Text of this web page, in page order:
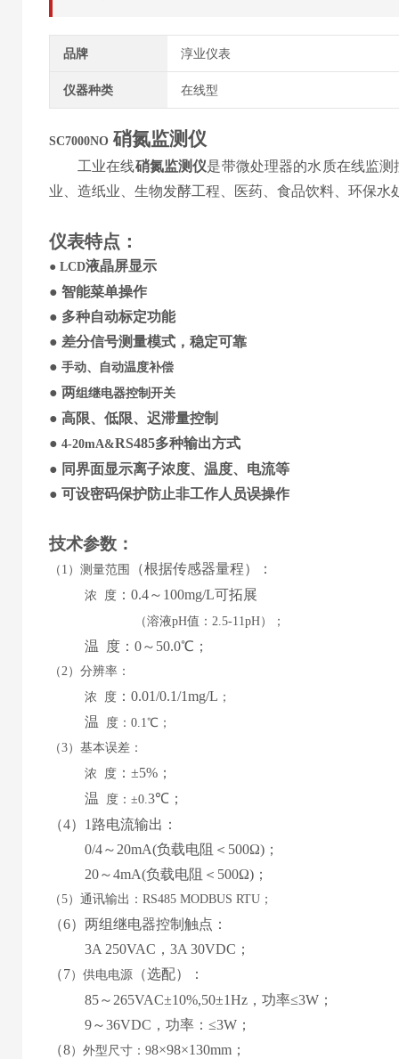
品牌 淳业仪表
仪器种类 在线型
SC7000NO 硝氮监测仪
工业在线硝氮监测仪是带微处理器的水质在线监
业、造纸业、生物发酵工程、医药、食品饮料、环保水
仪表特点 ：
● LCD液晶屏显示
● 智能菜单操作
● 多种自动标定功能
● 差分信号测量模式，稳定可靠
● 手动、自动温度补偿
● 两组继电器控制开关
● 高限、低限、迟滞量控制
● 4-20mA&RS485多种输出方式
● 同界面显示离子浓度、 温度、 电流等
● 可设密码保护防止非工作人员误操作
技术参数 ：
（ 1）测量范围 （根据传感器量程） ：
浓 度 ： 0.4～ 100mg/L可拓展
（溶液pH值：2.5-11pH） ；
温 度： 0～ 50.0℃；
（2）分辨率：
浓
度 ： 0.01/0.1/1mg/L ；
温 度： 0.1℃；
（3）基本误差：
浓
度 ： ±5% ；
温
度： ±0.3℃；
（4） 1路电流输出：
0/4～ 20mA(负载电阻＜ 500Ω) ；
20～4mA(负载电阻＜ 500Ω) ；
（5）通讯输出：RS485 MODBUS RTU；
（6）两组继电器控制触点：
3A 250VAC， 3A 30VDC；
（7） 供电电源 （选配）
：
85～ 265VAC±10%,50±1Hz，功率≤3W；
9～36VDC，功率：≤3W；
（8）外型尺寸： 98×98×130mm；